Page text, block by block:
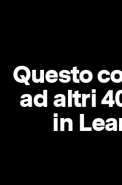
Questo
ad altri
in